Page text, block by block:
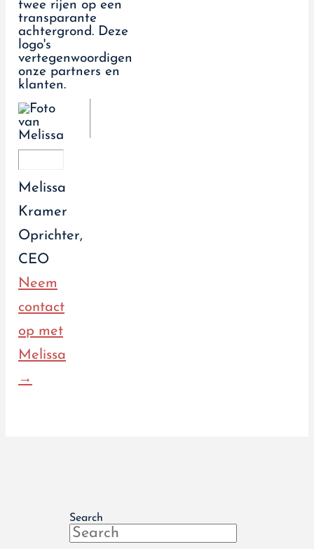
Melissa
Kramer
Oprichter,
CEO
Neem
contact
op met
Melissa
→
Search